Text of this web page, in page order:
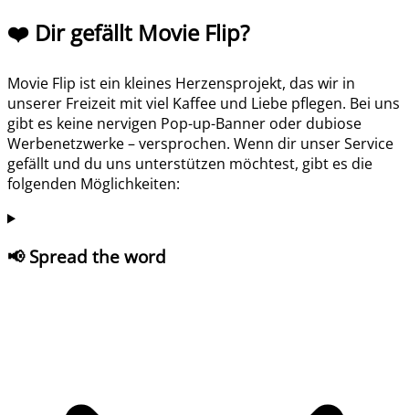
❤️ Dir gefällt Movie Flip?
Movie Flip ist ein kleines Herzensprojekt, das wir in
unserer Freizeit mit viel Kaffee und Liebe pflegen. Bei uns
gibt es keine nervigen Pop-up-Banner oder dubiose
Werbenetzwerke – versprochen. Wenn dir unser Service
gefällt und du uns unterstützen möchtest, gibt es die
folgenden Möglichkeiten:
📢 Spread the word